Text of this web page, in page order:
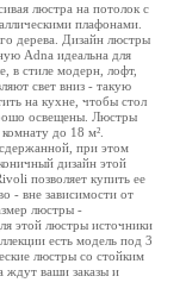
люстра на потолок с
плафонами.
дерева. Дизайн люстры
Adna идеальна для
в стиле модерн, лофт,
свет вниз - такую
на кухне, чтобы стол
освещены. Люстры
до 18 м².
при этом
дизайн этой
позволяет купить ее
- вне зависимости от
люстры -
этой люстры источники
есть модель под 3
люстры со стойким
ждут ваши заказы и